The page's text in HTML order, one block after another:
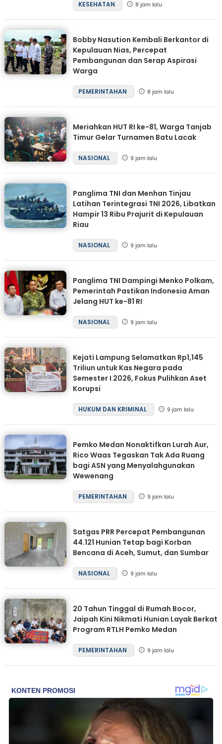
KESEHATAN 8 jam lalu
Bobby Nasution Kembali Berkantor di
Kepulauan Nias, Percepat
Pembangunan dan Serap Aspirasi
Warga
PEMERINTAHAN 8 jam lalu
Meriahkan HUT RI ke-81, Warga Tanjab
Timur Gelar Turnamen Batu Lacak
NASIONAL 9 jam lalu
Panglima TNI dan Menhan Tinjau
Latihan Terintegrasi TNI 2026, Libatkan
Hampir 13 Ribu Prajurit di Kepulauan
Riau
NASIONAL 9 jam lalu
Panglima TNI Dampingi Menko Polkam,
Pemerintah Pastikan Indonesia Aman
Jelang HUT ke-81 RI
NASIONAL 9 jam lalu
Kejati Lampung Selamatkan Rp1,145
Triliun untuk Kas Negara pada
Semester I 2026, Fokus Pulihkan Aset
Korupsi
HUKUM DAN KRIMINAL 9 jam lalu
Pemko Medan Nonaktifkan Lurah Aur,
Rico Waas Tegaskan Tak Ada Ruang
bagi ASN yang Menyalahgunakan
Wewenang
PEMERINTAHAN 9 jam lalu
Satgas PRR Percepat Pembangunan
44.121 Hunian Tetap bagi Korban
Bencana di Aceh, Sumut, dan Sumbar
NASIONAL 9 jam lalu
20 Tahun Tinggal di Rumah Bocor,
Jaipah Kini Nikmati Hunian Layak Berkat
Program RTLH Pemko Medan
PEMERINTAHAN 9 jam lalu